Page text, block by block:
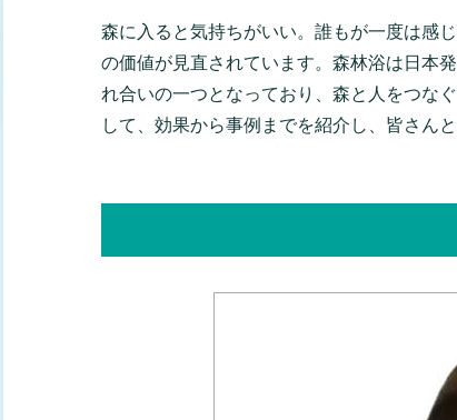
森に入ると気持ちがいい。誰もが一度は感
の価値が見直されています。森林浴は日本
れ合いの一つとなっており、森と人をつな
して、効果から事例までを紹介し、皆さん